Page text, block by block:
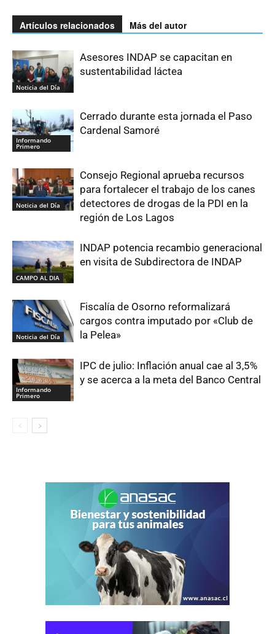
Artículos relacionados Más del autor
Noticia del Día
Asesores INDAP se capacitan en
sustentabilidad láctea
Informando
Primero
Cerrado durante esta jornada el Paso
Cardenal Samoré
Noticia del Día
Consejo Regional aprueba recursos
para fortalecer el trabajo de los canes
detectores de drogas de la PDI en la
región de Los Lagos
CAMPO AL DIA
INDAP potencia recambio generacional
en visita de Subdirectora de INDAP
Noticia del Día
Fiscalía de Osorno reformalizará
cargos contra imputado por «Club de
la Pelea»
Informando
Primero
IPC de julio: Inflación anual cae al 3,5%
y se acerca a la meta del Banco Central